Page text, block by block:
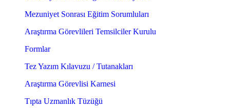
Mezuniyet Sonrası Eğitim Sorumluları
Araştırma Görevlileri Temsilciler Kurulu
Formlar
Tez Yazım Kılavuzu / Tutanakları
Araştırma Görevlisi Karnesi
Tıpta Uzmanlık Tüzüğü